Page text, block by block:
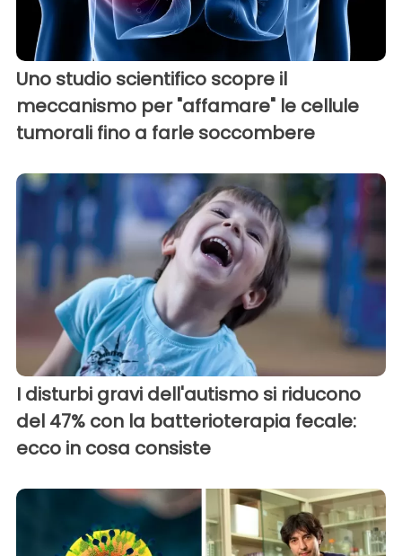
Uno studio scientifico scopre il
meccanismo per "affamare" le cellule
tumorali fino a farle soccombere
I disturbi gravi dell'autismo si riducono
del 47% con la batterioterapia fecale:
ecco in cosa consiste